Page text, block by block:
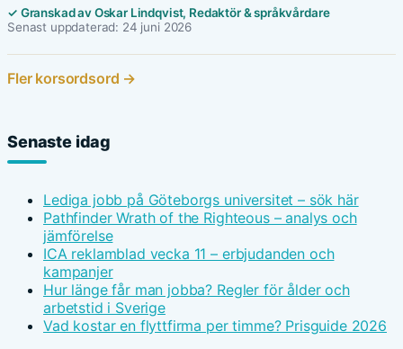
✓ Granskad av Oskar Lindqvist, Redaktör & språkvårdare
Senast uppdaterad: 24 juni 2026
Fler korsordsord →
Senaste idag
Lediga jobb på Göteborgs universitet – sök här
Pathfinder Wrath of the Righteous – analys och
jämförelse
ICA reklamblad vecka 11 – erbjudanden och
kampanjer
Hur länge får man jobba? Regler för ålder och
arbetstid i Sverige
Vad kostar en flyttfirma per timme? Prisguide 2026